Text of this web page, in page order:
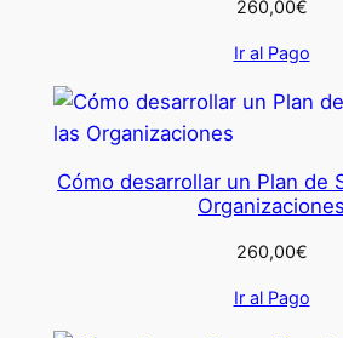
260,00€
Ir al Pago
Cómo desarrollar un Plan de
Organizaciones
260,00€
Ir al Pago